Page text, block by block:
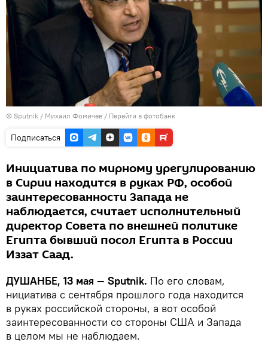
© Sputnik / Михаил Фомичев / Перейти в фотобанк
Подписаться
Инициатива по мирному урегулированию
в Сирии находится в руках РФ, особой
заинтересованности Запада не
наблюдается, считает исполнительный
директор Совета по внешней политике
Египта бывший посол Египта в России
Иззат Саад.
ДУШАНБЕ, 13 мая — Sputnik. По его словам,
нициатива с сентября прошлого года находится
в руках российской стороны, а вот особой
заинтересованности со стороны США и Запада
в целом мы не наблюдаем.